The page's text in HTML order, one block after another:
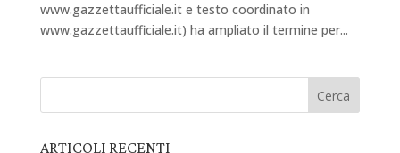
www.gazzettaufficiale.it e testo coordinato in
www.gazzettaufficiale.it) ha ampliato il termine per...
ARTICOLI RECENTI